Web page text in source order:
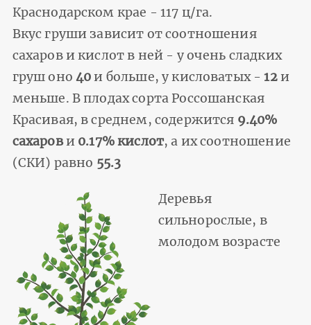
Краснодарском крае - 117 ц/га.
Вкус груши зависит от соотношения
сахаров и кислот в ней - у очень сладких
груш оно40и больше, у кисловатых -12и
меньше. В плодах сорта Россошанская
Красивая, в среднем, содержится 9.40%
сахарови 0.17% кислот, а их соотношение
(СКИ) равно 55.3
Деревья
сильнорослые, в
молодом возрасте